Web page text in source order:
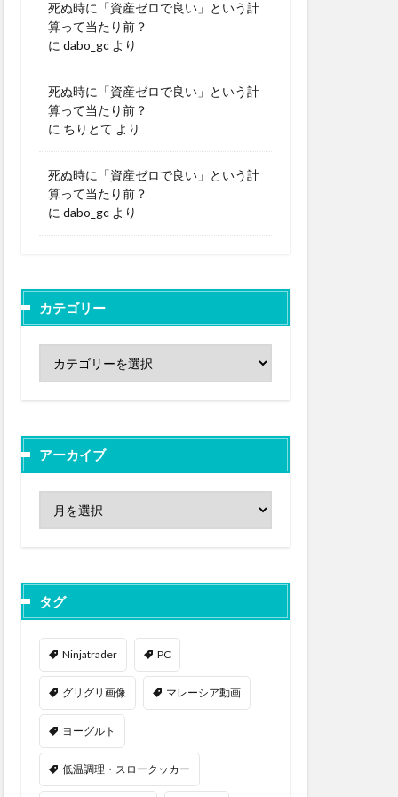
死ぬ時に「資産ゼロで良い」という計
算って当たり前？
に dabo_gc より
死ぬ時に「資産ゼロで良い」という計
算って当たり前？
に ちりとて より
死ぬ時に「資産ゼロで良い」という計
算って当たり前？
に dabo_gc より
カテゴリー
アーカイブ
タグ
Ninjatrader PC
グリグリ画像 マレーシア動画
ヨーグルト
低温調理・スロークッカー